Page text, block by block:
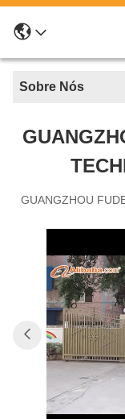
Sobre Nós
GUANGZHOU